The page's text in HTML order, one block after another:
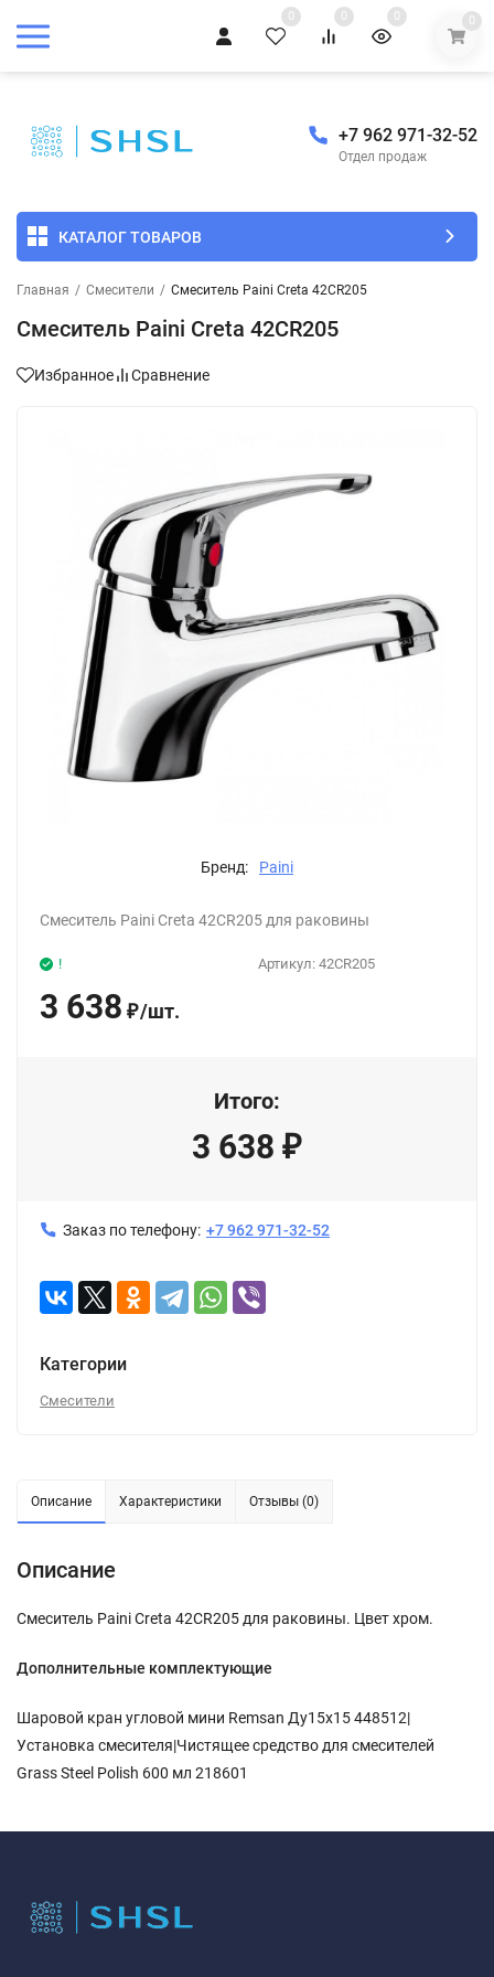
0 0 0 0
+7 962 971-32-52
Отдел продаж
КАТАЛОГ ТОВАРОВ
Главная / Смесители / Смеситель Paini Creta 42CR205
Смеситель Paini Creta 42CR205
Избранное Сравнение
Бренд: Paini
Смеситель Paini Creta 42CR205 для раковины
Артикул: 42CR205
!
3 638 ₽/шт.
Итого:
3 638 ₽
Заказ по телефону: +7 962 971-32-52
Категории
Смесители
Описание Характеристики Отзывы (0)
Описание
Смеситель Paini Creta 42CR205 для раковины. Цвет хром.
Дополнительные комплектующие
Шаровой кран угловой мини Remsan Ду15х15 448512|
Установка смесителя|Чистящее средство для смесителей
Grass Steel Polish 600 мл 218601